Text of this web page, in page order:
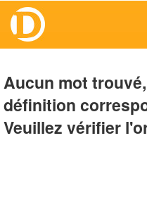
Aucun mot
définition
Veuillez vérifier